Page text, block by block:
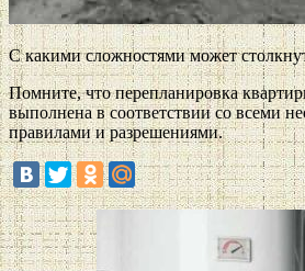
С какими сложностями может
Помните, что перепланировка
выполнена в соответствии со всеми
правилами и разрешениями.